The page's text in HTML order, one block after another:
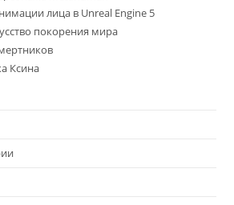
лица в Unreal Engine 5
покорения мира
Ксина